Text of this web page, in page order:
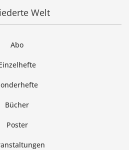
Welt
Abo
Bücher
Poster